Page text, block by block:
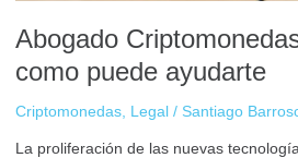
Abogado
como puede ayudarte
Criptomonedas, Legal / Santiago
La proliferación de las nuevas